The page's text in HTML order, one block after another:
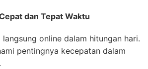
dan Tepat Waktu
langsung online dalam hitungan hari.
pentingnya kecepatan dalam